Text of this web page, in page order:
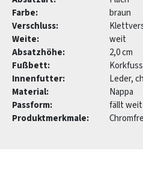
Farbe:
braun
Verschluss:
Weite:
weit
Absatzhöhe:
2,0 cm
Fußbett:
Innenfutter:
Leder,
Material:
Nappa
Passform:
fällt weit
Produktmerkmale: